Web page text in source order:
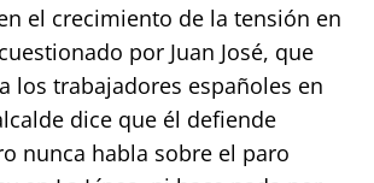
el crecimiento de la tensión en
por Juan José, que
los trabajadores españoles en
dice que él defiende
nunca habla sobre el paro